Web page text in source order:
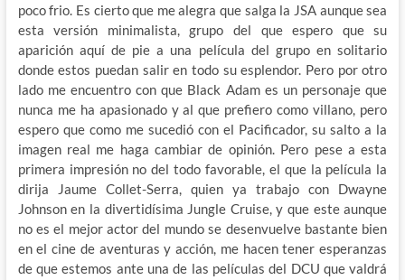
poco frio. Es cierto que me alegra que salga la JSA aunque sea
esta versión minimalista, grupo del que espero que su
aparición aquí de pie a una película del grupo en solitario
donde estos puedan salir en todo su esplendor. Pero por otro
lado me encuentro con que Black Adam es un personaje que
nunca me ha apasionado y al que prefiero como villano, pero
espero que como me sucedió con el Pacificador, su salto a la
imagen real me haga cambiar de opinión. Pero pese a esta
primera impresión no del todo favorable, el que la película la
dirija Jaume Collet-Serra, quien ya trabajo con Dwayne
Johnson en la divertidísima Jungle Cruise, y que este aunque
no es el mejor actor del mundo se desenvuelve bastante bien
en el cine de aventuras y acción, me hacen tener esperanzas
de que estemos ante una de las películas del DCU que valdrá